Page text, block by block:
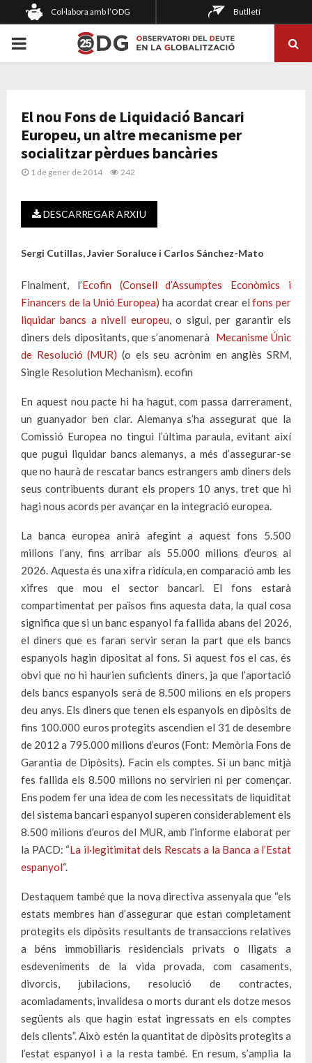
Col·labora amb l’ODG Butlletí
PRIMARY
El nou Fons de Liquidació Bancari
Europeu, un altre mecanisme per
socialitzar pèrdues bancàries
1 de gener de 2014 242
DESCARREGAR ARXIU
Sergi Cutillas, Javier Soraluce i Carlos Sánchez-Mato
Finalment, l’Ecofin (Consell d’Assumptes Econòmics i
Financers de la Unió Europea) ha acordat crear elfons per
liquidar bancs a nivell europeu , o sigui, per garantir els
diners dels dipositants, que s’anomenarà Mecanisme Únic
de Resolució (MUR) (o els seu acrònim en anglès SRM,
Single Resolution Mechanism). ecofin
En aquest nou pacte hi ha hagut, com passa darrerament,
un guanyador ben clar. Alemanya s’ha assegurat que la
Comissió Europea no tingui l’última paraula, evitant així
que pugui liquidar bancs alemanys, a més d’assegurar-se
que no haurà de rescatar bancs estrangers amb diners dels
seus contribuents durant els propers 10 anys, tret que hi
hagi nous acords per avançar en la integració europea.
La banca europea anirà afegint a aquest fons 5.500
milions l’any, fins arribar als 55.000 milions d’euros al
2026. Aquesta és una xifra ridícula, en comparació amb les
xifres que mou el sector bancari. El fons estarà
compartimentat per països fins aquesta data, la qual cosa
significa que si un banc espanyol fa fallida abans del 2026,
el diners que es faran servir seran la part que els bancs
espanyols hagin dipositat al fons. Si aquest fos el cas, és
obvi que no hi haurien suficients diners, ja que l’aportació
dels bancs espanyols serà de 8.500 milions en els propers
deu anys. Els diners que tenen els espanyols en dipòsits de
fins 100.000 euros protegits ascendien el 31 de desembre
de 2012 a 795.000 milions d’euros (Font: Memòria Fons de
Garantia de Dipòsits). Facin els comptes. Si un banc mitjà
fes fallida els 8.500 milions no servirien ni per començar.
Ens podem fer una idea de com les necessitats de liquiditat
del sistema bancari espanyol superen considerablement els
8.500 milions d’euros del MUR, amb l’informe elaborat per
la PACD: “La il·legitimitat dels Rescats a la Banca a l’Estat
espanyol“.
Destaquem també que la nova directiva assenyala que “els
estats membres han d’assegurar que estan completament
protegits els dipòsits resultants de transaccions relatives
a béns immobiliaris residencials privats o lligats a
esdeveniments de la vida provada, com casaments,
divorcis, jubilacions, resolució de contractes,
acomiadaments, invalidesa o morts durant els dotze mesos
següents als que hagin estat ingressats en els comptes
dels clients”. Això estén la quantitat de dipòsits protegits a
l’estat espanyol i a la resta també. En resum, s’amplia la